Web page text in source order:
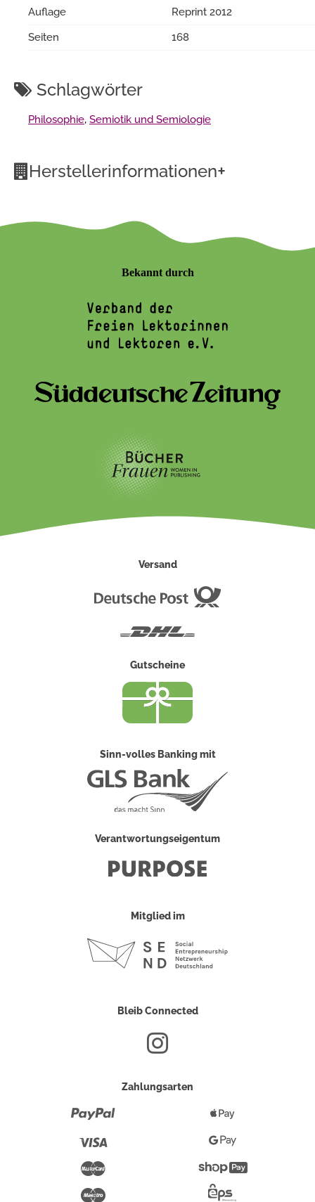
Auflage
Reprint 2012
Seiten
168
Schlagwörter
Philosophie, Semiotik und Semiologie
Herstellerinformationen+
Bekannt durch
Versand
Gutscheine
Sinn-volles Banking mit
Verantwortungseigentum
Mitglied im
Bleib Connected
Zahlungsarten
Maestro
Pay
Google
Pay